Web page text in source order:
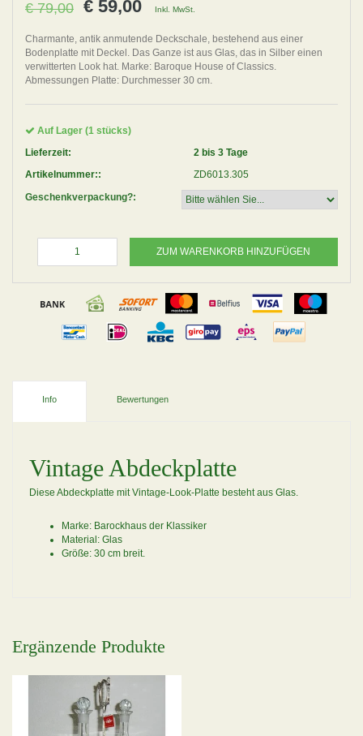
€ 79,00 € 59,00 Inkl. MwSt.
Charmante, antik anmutende Deckschale, bestehend aus einer
Bodenplatte mit Deckel. Das Ganze ist aus Glas, das in Silber einen
verwitterten Look hat. Marke: Baroque House of Classics.
Abmessungen Platte: Durchmesser 30 cm.
Auf Lager (1 stücks)
Lieferzeit:
2 bis 3 Tage
Artikelnummer::
ZD6013.305
Geschenkverpackung?:
ZUM WARENKORB HINZUFÜGEN
Info Bewertungen
Vintage Abdeckplatte
Diese Abdeckplatte mit Vintage-Look-Platte besteht aus Glas.
Marke: Barockhaus der Klassiker
Material: Glas
Größe: 30 cm breit.
Ergänzende Produkte